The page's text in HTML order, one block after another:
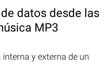
datos desde las
MP3
y externa de un